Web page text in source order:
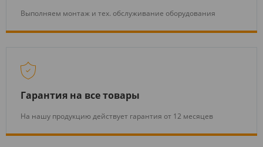
Выполняем монтаж и тех. обслуживание оборудования
Гарантия на все товары
На нашу продукцию действует гарантия от 12 месяцев